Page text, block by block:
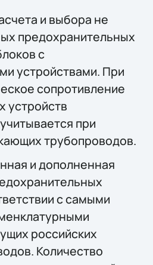
и выбора не
предохранительных
с
устройствами. При
сопротивление
устройств
при
трубопроводов.
и дополненная
с самыми
российских
Количество